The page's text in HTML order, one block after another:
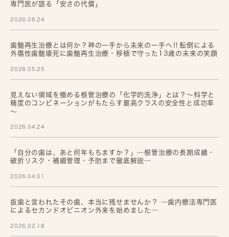
専門医が語る「安さの代償」
2026.06.24
歯髄再生治療とは何か？神の一手から未来の一手へ‼転倒による
外傷性歯髄壊死に歯髄再生治療・移植で守った13歳の未来の笑顔
2026.05.25
見えない領域を極める根管治療の「化学的洗浄」とは？～科学と
精度のコンビネーションがもたらす最高クラスの安全性と成功率
～
2026.04.24
「自分の歯は、あと何年もちますか？」─根管治療の長期成績・
破折リスク・補綴管理・予防まで徹底解説─
2026.04.01
抜歯と言われたその歯、本当に残せませんか？ ―歯内療法専門医
によるセカンドオピニオン外来を始めました―
2026.02.18